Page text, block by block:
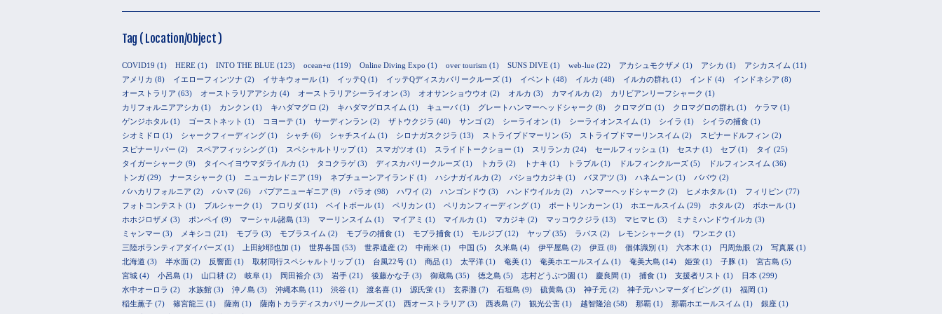
Tag ( Location/Object )
COVID19 (1) HERE (1) INTO THE BLUE (123) ocean+α (119) Online Diving Expo (1) over tourism (1) SUNS DIVE (1) web-lue (22) アカシュモクザメ (1) アシカ (1) アシカスイム (11)
アメリカ (8) イエローフィンツナ (2) イサキウォール (1) イッテQ (1) イッテQディスカバリークルーズ (1) イベント (48) イルカ (48) イルカの群れ (1) インド (4) インドネシア (8)
オーストラリア (63) オーストラリアアシカ (4) オーストラリアシーライオン (3) オオサンショウウオ (2) オルカ (3) カマイルカ (2) カリビアンリーフシャーク (1)
カリフォルニアアシカ (1) カンクン (1) キハダマグロ (2) キハダマグロスイム (1) キューバ (1) グレートハンマーヘッドシャーク (8) クロマグロ (1) クロマグロの群れ (1) ケラマ (1)
ゲンジホタル (1) ゴーストネット (1) コヨーテ (1) サーディンラン (2) ザトウクジラ (40) サンゴ (2) シーライオン (1) シーライオンスイム (1) シイラ (1) シイラの捕食 (1)
シオミドロ (1) シャークフィーディング (1) シャチ (6) シャチスイム (1) シロナガスクジラ (13) ストライプドマーリン (5) ストライプドマーリンスイム (2) スピナードルフィン (2)
スピナーリバー (2) スペアフィッシング (1) スペシャルトリップ(1) スマガツオ (1) スライドトークショー (1) スリランカ (24) セールフィッシュ (1) セスナ (1) セブ (1) タイ (25)
タイガーシャーク (9) タイヘイヨウマダライルカ (1) タコクラゲ(3) ディスカバリークルーズ (1) トカラ (2) トナキ (1) トラブル (1) ドルフィンクルーズ (5) ドルフィンスイム (36)
トンガ (29) ナースシャーク (1) ニューカレドニア (19) ネプチューンアイランド (1) ハシナガイルカ (2) バショウカジキ (1) バヌアツ (3) ハネムーン (1) ババウ (2)
バハカリフォルニア (2) バハマ (26) パプアニューギニア (9) パラオ (98) ハワイ (2) ハンゴンドウ (3) ハンドウイルカ (2) ハンマーヘッドシャーク (2) ヒメホタル (1) フィリピン (77)
フォトコンテスト (1) ブルシャーク (1) フロリダ (11) ベイトボール (1) ペリカン (1) ペリカンフィーディング (1) ポートリンカーン (1) ホエールスイム (29) ホタル (2) ボホール (1)
ホホジロザメ (3) ポンペイ (9) マーシャル諸島 (13) マーリンスイム (1) マイアミ (1) マイルカ (1) マカジキ (2) マッコウクジラ (13) マヒマヒ (3) ミナミハンドウイルカ (3)
ミャンマー (3) メキシコ (21) モブラ (3) モブラスイム (2) モブラの捕食 (1) モブラ捕食 (1) モルジブ (12) ヤップ(35) ラパス (2) レモンシャーク (1) ワンエク (1)
三陸ボランティアダイバーズ (1) 上田紗耶也加 (1) 世界各国 (53) 世界遺産 (2) 中南米 (1) 中国 (5) 久米島 (4) 伊平屋島 (2) 伊豆 (8) 個体識別 (1) 六本木 (1) 円周魚眼 (2) 写真展 (1)
北海道 (3) 半水面 (2) 反響面 (1) 取材同行スペシャルトリップ(1) 台風22号 (1) 商品 (1) 太平洋 (1) 奄美 (1) 奄美ホエールスイム (1) 奄美大島 (14) 姫蛍 (1) 子豚 (1) 宮古島 (5)
宮城 (4) 小呂島 (1) 山口耕 (2) 岐阜 (1) 岡田裕介 (3) 岩手 (21) 後藤かな子 (3) 御蔵島 (35) 徳之島 (5) 志村どうぶつ園 (1) 慶良間 (1) 捕食 (1) 支援者リスト (1) 日本 (299)
水中オーロラ (2) 水族館 (3) 沖ノ島 (3) 沖縄本島 (11) 渋谷 (1) 渡名喜 (1) 源氏蛍 (1) 玄界灘 (7) 石垣島 (9) 硫黄島 (3) 神子元 (2) 神子元ハンマーダイビング (1) 福岡 (1)
稲生薫子 (7) 篠宮龍三 (1) 薩南 (1) 薩南トカラディスカバリークルーズ (1) 西オーストラリア (3) 西表島 (7) 観光公害 (1) 越智隆治 (58) 那覇 (1) 那覇ホエールスイム (1) 銀座 (1)